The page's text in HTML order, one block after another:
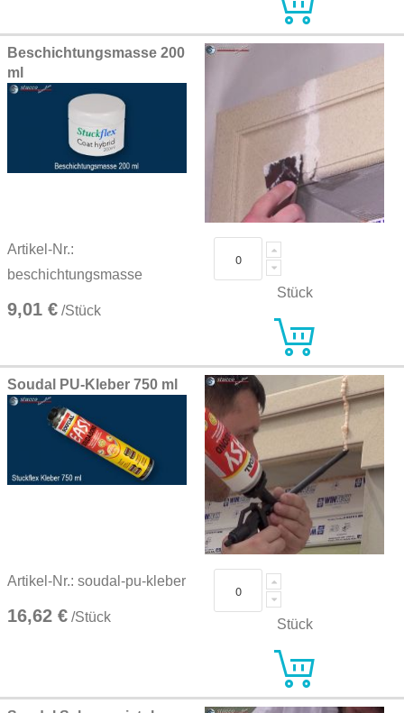
Beschichtungsmasse 200
ml
Artikel-Nr.:
beschichtungsmasse
9,01 € /Stück
Stück
Soudal PU-Kleber 750 ml
Artikel-Nr.: soudal-pu-kleber
16,62 € /Stück Stück